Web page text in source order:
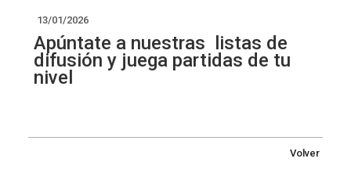
13/01/2026
Apúntate a nuestras listas de
difusión y juega partidas de tu
nivel
Volver